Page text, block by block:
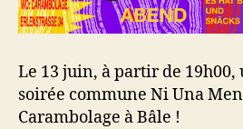
Le 13 juin, à partir de
soirée commune Ni Una
Carambolage à Bâle !